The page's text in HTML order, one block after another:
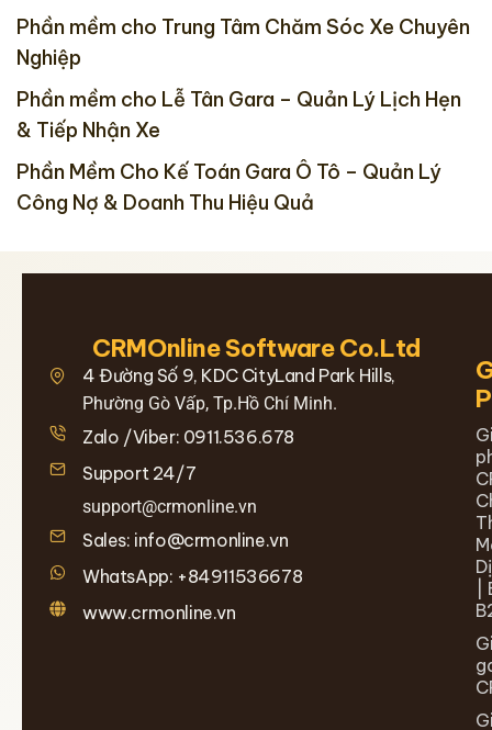
Phần mềm cho Trung Tâm Chăm Sóc Xe Chuyên
Nghiệp
Phần mềm cho Lễ Tân Gara – Quản Lý Lịch Hẹn
& Tiếp Nhận Xe
Phần Mềm Cho Kế Toán Gara Ô Tô – Quản Lý
Công Nợ & Doanh Thu Hiệu Quả
CRMOnline Software Co.Ltd
4 Đường Số 9, KDC CityLand Park Hills,
Phường Gò Vấp, Tp.Hồ Chí Minh.
Zalo /Viber: 0911.536.678
Support 24/7
support@crmonline.vn
Sales: info@crmonline.vn
WhatsApp: +84911536678
www.crmonline.vn